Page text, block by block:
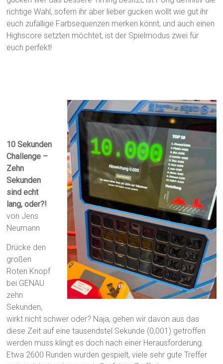
richtige Wahl, sofern ihr aber lieber gucken wollt wie gut ihr
euch zufällige Farbsequenzen merken könnt, und auch einen
Highscore setzten möchtet, ist der Spielmodus zwei für
euch perfekt!
10 Sekunden
Challenge –
Zehn
Sekunden
sind echt
lang, oder?!
von Jens
Neumann
Drücke den
großen
Roten Knopf
bei GENAU
zehn
Sekunden,
wirkt nicht schwer oder? Naja, gehen wir davon aus das
diese Zeit auf eine tausendstel Sekunde (0,001) getroffen
werden muss klingt es doch nach einer Herausforderung.
Etwa 2600 Runden wurden gespielt, viele sehr gute Treffer